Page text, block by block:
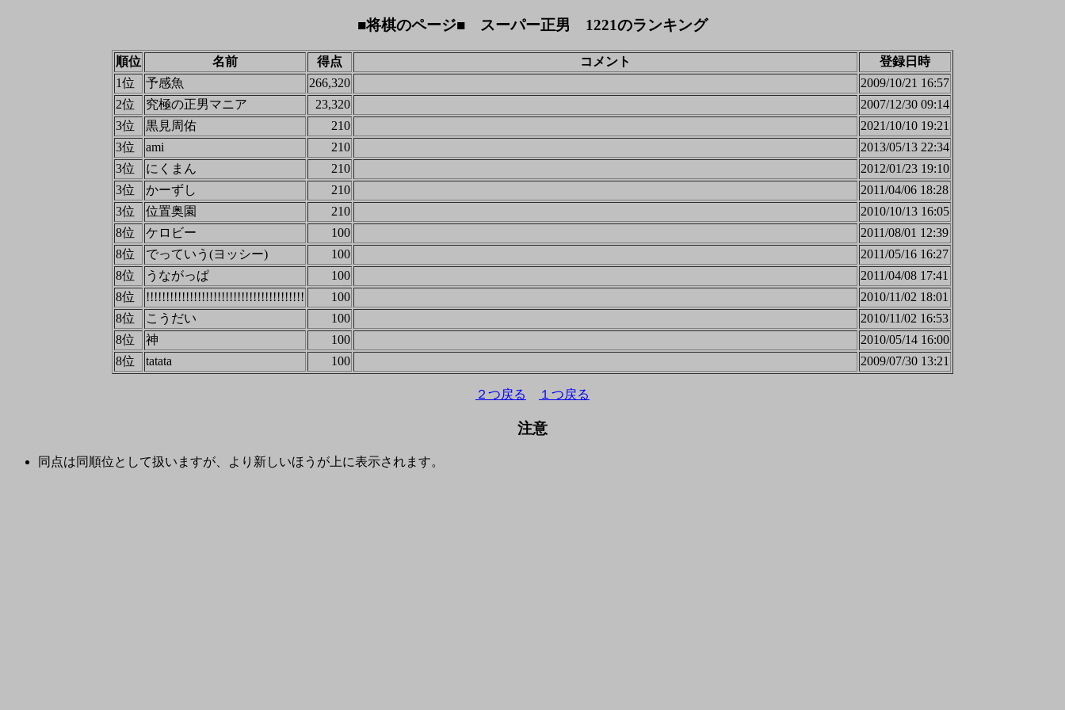
■将棋のページ■ スーパー正男 1221のランキング
順位 名前 得点 コメント
登録日時
1位
予感魚 266,320
2009/10/21 16:57
2位
究極の正男マニア 23,320
2007/12/30 09:14
3位
黒見周佑 210
2021/10/10 19:21
3位
ami 210
2013/05/13 22:34
3位
にくまん 210
2012/01/23 19:10
3位
かーずし 210
2011/04/06 18:28
3位
位置奥園 210
2010/10/13 16:05
8位
ケロビー 100
2011/08/01 12:39
8位
でっていう(ヨッシー) 100
2011/05/16 16:27
8位
うながっぱ 100
2011/04/08 17:41
8位
!!!!!!!!!!!!!!!!!!!!!!!!!!!!!!!!!!!!!!!! 100
2010/11/02 18:01
8位
こうだい 100
2010/11/02 16:53
8位
神 100
2010/05/14 16:00
8位
tatata 100 2009/07/30 13:21
２つ戻る １つ戻る
注意
同点は同順位として扱いますが、より新しいほうが上に表示されます。